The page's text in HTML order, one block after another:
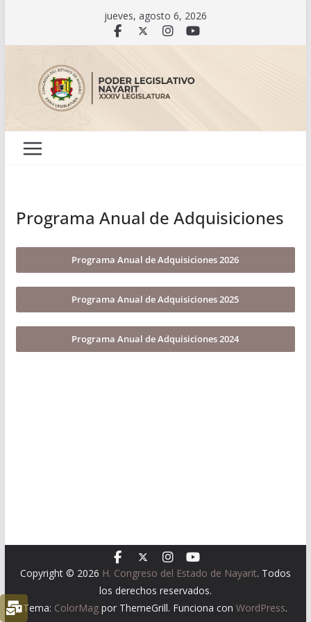
contenido
jueves, agosto 6, 2026
Programa Anual de Adquisiciones
Programa Anual de Adquisiciones 2026
Programa Anual de Adquisiciones 2025
Programa Anual de Adquisiciones 2024
Copyright © 2026 H. Congreso del Estado de Nayarit. Todos
los derechos reservados.
Tema: ColorMag por ThemeGrill. Funciona conWordPress.